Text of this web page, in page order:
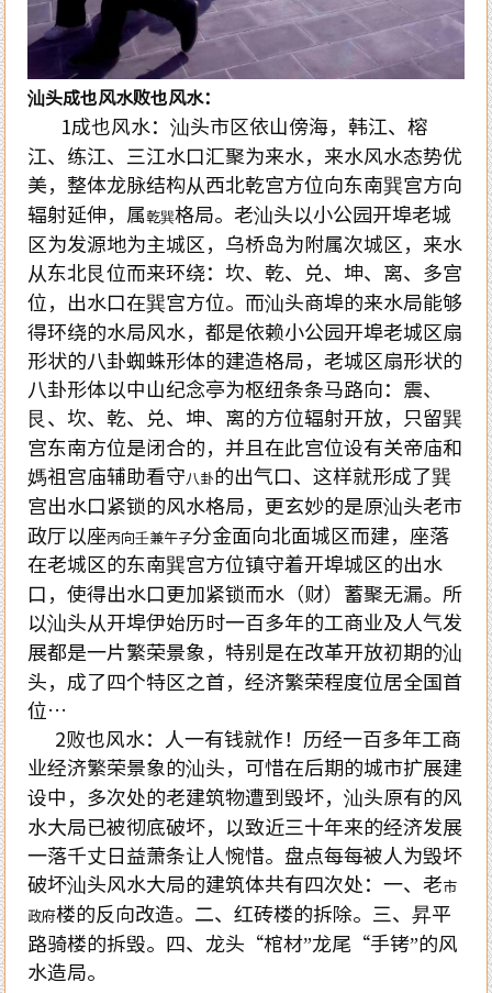
汕头成也风水败也风水：
1成也风水：汕头市区依山傍海，韩江、榕
江、练江、三江水口汇聚为来水，来水风水态势优
美，整体龙脉结构从西北乾宫方位向东南巽宫方向
辐射延伸，属乾巽格局。老汕头以小公园开埠老城
区为发源地为主城区，乌桥岛为附属次城区，来水
从东北艮位而来环绕：坎、乾、兑、坤、离、多宫
位，出水口在巽宫方位。而汕头商埠的来水局能够
得环绕的水局风水，都是依赖小公园开埠老城区扇
形状的八卦蜘蛛形体的建造格局，老城区扇形状的
八卦形体以中山纪念亭为枢纽条条马路向：震、
艮、坎、乾、兑、坤、离的方位辐射开放，只留巽
宫东南方位是闭合的，并且在此宫位设有关帝庙和
媽祖宫庙辅助看守八卦的出气口、这样就形成了巽
宫出水口紧锁的风水格局，更玄妙的是原汕头老市
政厅以座丙向壬兼午子分金面向北面城区而建，座落
在老城区的东南巽宫方位镇守着开埠城区的出水
口，使得出水口更加紧锁而水（财）蓄聚无漏。所
以汕头从开埠伊始历时一百多年的工商业及人气发
展都是一片繁荣景象，特别是在改革开放初期的汕
头，成了四个特区之首，经济繁荣程度位居全国首
位…
2败也风水：人一有钱就作！历经一百多年工商
业经济繁荣景象的汕头，可惜在后期的城市扩展建
设中，多次处的老建筑物遭到毁坏，汕头原有的风
水大局已被彻底破坏，以致近三十年来的经济发展
一落千丈日益萧条让人惋惜。盘点每每被人为毁坏
破坏汕头风水大局的建筑体共有四次处：一、老市
政府楼的反向改造。二、红砖楼的拆除。三、昇平
路骑楼的拆毁。四、龙头“棺材”龙尾“手铐”的风
水造局。